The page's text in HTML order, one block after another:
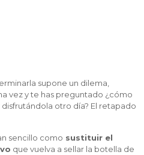
supone un dilema,
vez y te has preguntado ¿cómo
otro día? El retapado
sencillo como sustituir el
que vuelva a sellar la botella de